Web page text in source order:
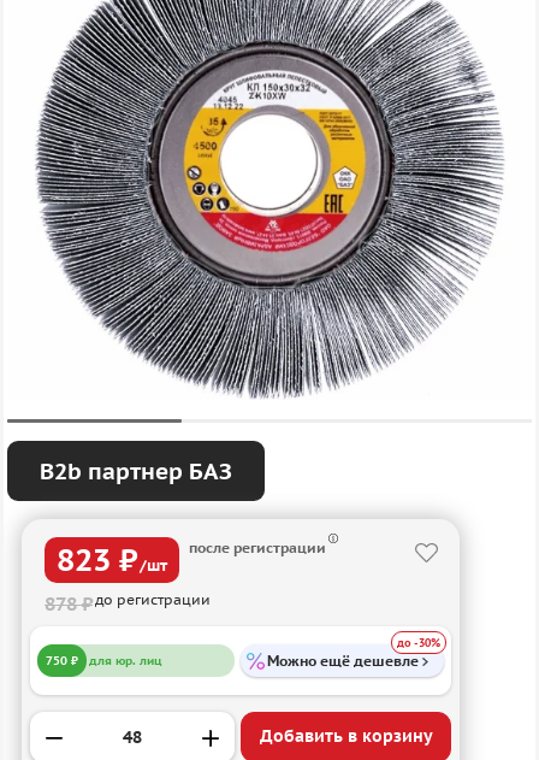
B2b партнер БАЗ
823 ₽/шт
после регистрации
878 ₽до регистрации
750 ₽ для юр. лиц Можно ещё дешевле
до -30%
Добавить в корзину